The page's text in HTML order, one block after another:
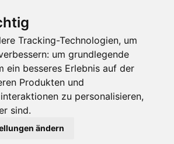
Tracking-Technologien, um
um grundlegende
ein besseres Erlebnis auf der
Produkten und
zu personalisieren,
sind.
ändern
Sie uns auf Social